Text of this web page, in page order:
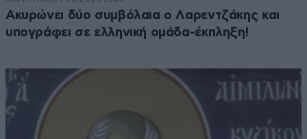
Ακυρώνει δύο συμβόλαια ο Λαρεντζάκης και
υπογράφει σε ελληνική ομάδα-έκπληξη!